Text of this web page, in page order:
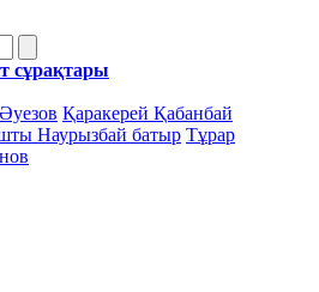
сұрақтары
Қаракерей Қабанбай
Наурызбай батыр Тұрар